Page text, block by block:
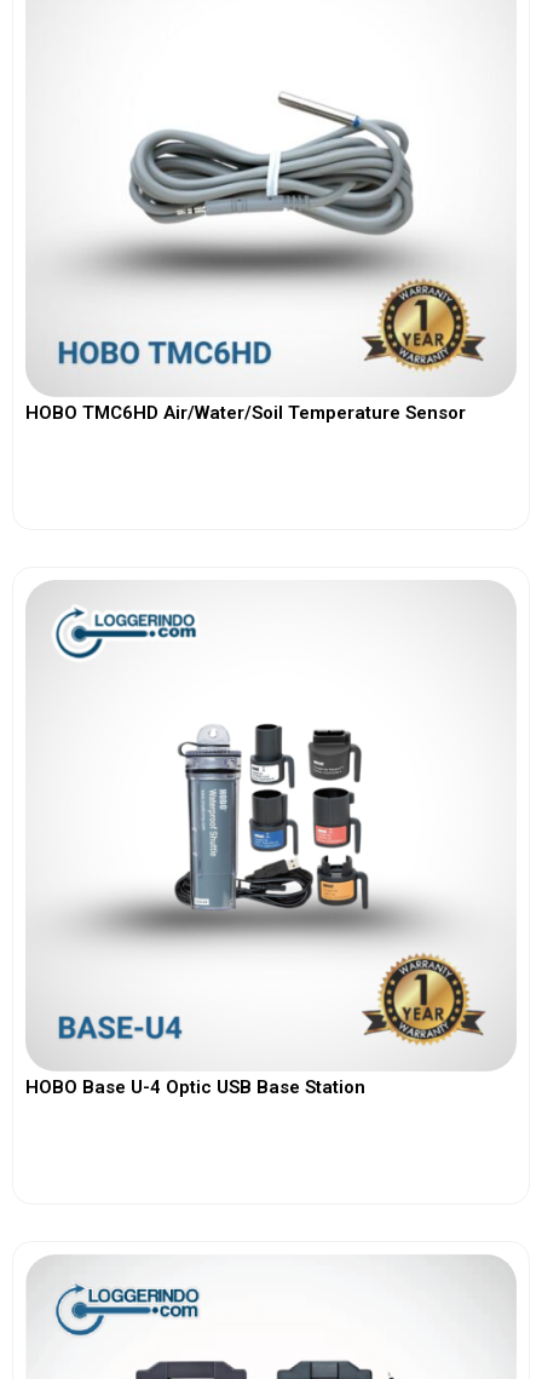
HOBO TMC6HD Air/Water/Soil Temperature Sensor
HOBO Base U-4 Optic USB Base Station